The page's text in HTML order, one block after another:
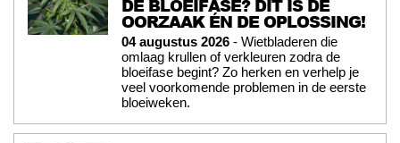
DE BLOEIFASE? DIT IS DE
OORZAAK ÉN DE OPLOSSING!
04 augustus 2026 - Wietbladeren die
omlaag krullen of verkleuren zodra de
bloeifase begint? Zo herken en verhelp je
veel voorkomende problemen in de eerste
bloeiweken.